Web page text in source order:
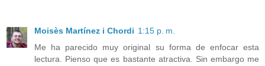
Moisès Martínez i Chordi 1:15 p. m.
Me ha parecido muy original su forma de enfocar esta
lectura. Pienso que es bastante atractiva. Sin embargo me